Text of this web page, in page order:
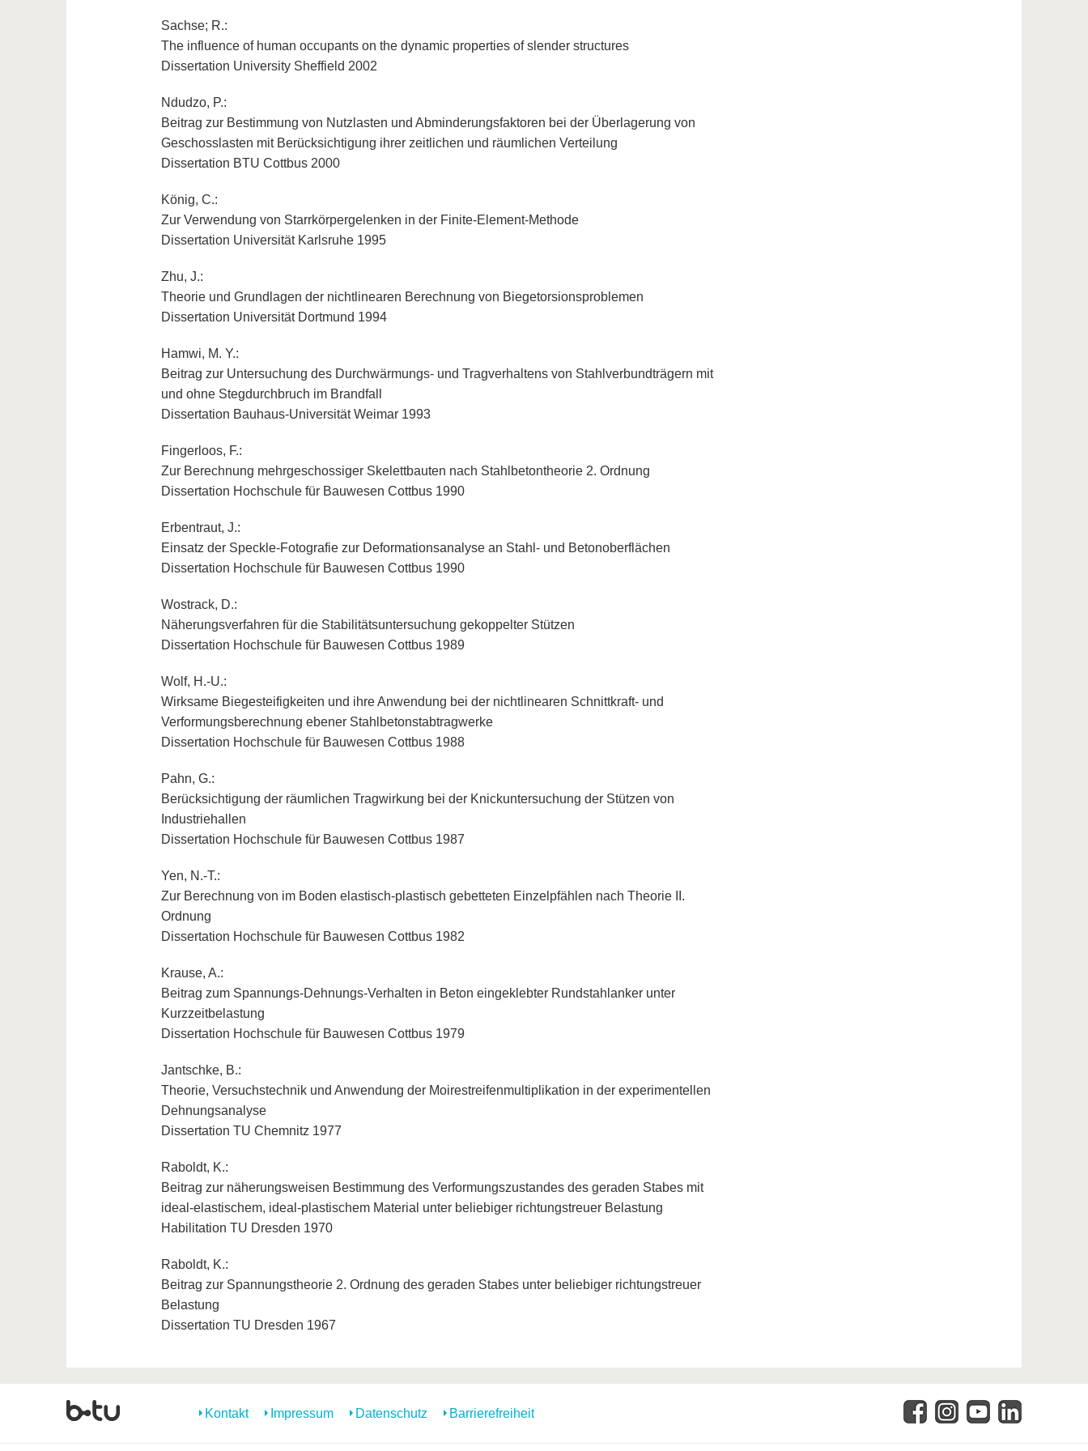
Sachse; R.:
The influence of human occupants on the dynamic properties of slender structures
Dissertation University Sheffield 2002
Ndudzo, P.:
Beitrag zur Bestimmung von Nutzlasten und Abminderungsfaktoren bei der Überlagerung von
Geschosslasten mit Berücksichtigung ihrer zeitlichen und räumlichen Verteilung
Dissertation BTU Cottbus 2000
König, C.:
Zur Verwendung von Starrkörpergelenken in der Finite-Element-Methode
Dissertation Universität Karlsruhe 1995
Zhu, J.:
Theorie und Grundlagen der nichtlinearen Berechnung von Biegetorsionsproblemen
Dissertation Universität Dortmund 1994
Hamwi, M. Y.:
Beitrag zur Untersuchung des Durchwärmungs- und Tragverhaltens von Stahlverbundträgern mit
und ohne Stegdurchbruch im Brandfall
Dissertation Bauhaus-Universität Weimar 1993
Fingerloos, F.:
Zur Berechnung mehrgeschossiger Skelettbauten nach Stahlbetontheorie 2. Ordnung
Dissertation Hochschule für Bauwesen Cottbus 1990
Erbentraut, J.:
Einsatz der Speckle-Fotografie zur Deformationsanalyse an Stahl- und Betonoberflächen
Dissertation Hochschule für Bauwesen Cottbus 1990
Wostrack, D.:
Näherungsverfahren für die Stabilitätsuntersuchung gekoppelter Stützen
Dissertation Hochschule für Bauwesen Cottbus 1989
Wolf, H.-U.:
Wirksame Biegesteifigkeiten und ihre Anwendung bei der nichtlinearen Schnittkraft- und
Verformungsberechnung ebener Stahlbetonstabtragwerke
Dissertation Hochschule für Bauwesen Cottbus 1988
Pahn, G.:
Berücksichtigung der räumlichen Tragwirkung bei der Knickuntersuchung der Stützen von
Industriehallen
Dissertation Hochschule für Bauwesen Cottbus 1987
Yen, N.-T.:
Zur Berechnung von im Boden elastisch-plastisch gebetteten Einzelpfählen nach Theorie II.
Ordnung
Dissertation Hochschule für Bauwesen Cottbus 1982
Krause, A.:
Beitrag zum Spannungs-Dehnungs-Verhalten in Beton eingeklebter Rundstahlanker unter
Kurzzeitbelastung
Dissertation Hochschule für Bauwesen Cottbus 1979
Jantschke, B.:
Theorie, Versuchstechnik und Anwendung der Moirestreifenmultiplikation in der experimentellen
Dehnungsanalyse
Dissertation TU Chemnitz 1977
Raboldt, K.:
Beitrag zur näherungsweisen Bestimmung des Verformungszustandes des geraden Stabes mit
ideal-elastischem, ideal-plastischem Material unter beliebiger richtungstreuer Belastung
Habilitation TU Dresden 1970
Raboldt, K.:
Beitrag zur Spannungstheorie 2. Ordnung des geraden Stabes unter beliebiger richtungstreuer
Belastung
Dissertation TU Dresden 1967
Kontakt Impressum Datenschutz Barrierefreiheit